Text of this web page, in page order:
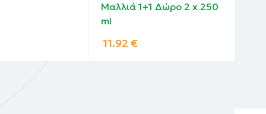
Μαλλιά 1+1 Δώρο 2 x 250
ml
11.92 €